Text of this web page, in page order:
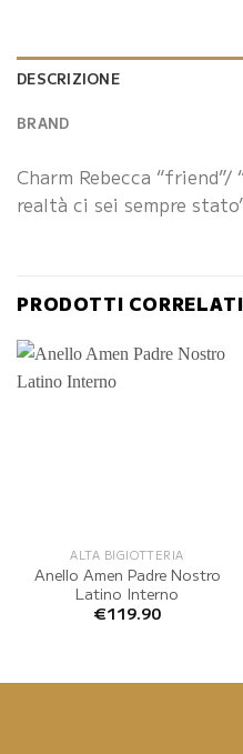
DESCRIZIONE
BRAND
Charm Rebecca
realtà ci sei sempre
PRODOTTI CORRELATI
ALTA BIGIOTTERIA
Anello Amen Padre Nostro
Latino Interno
€119.90